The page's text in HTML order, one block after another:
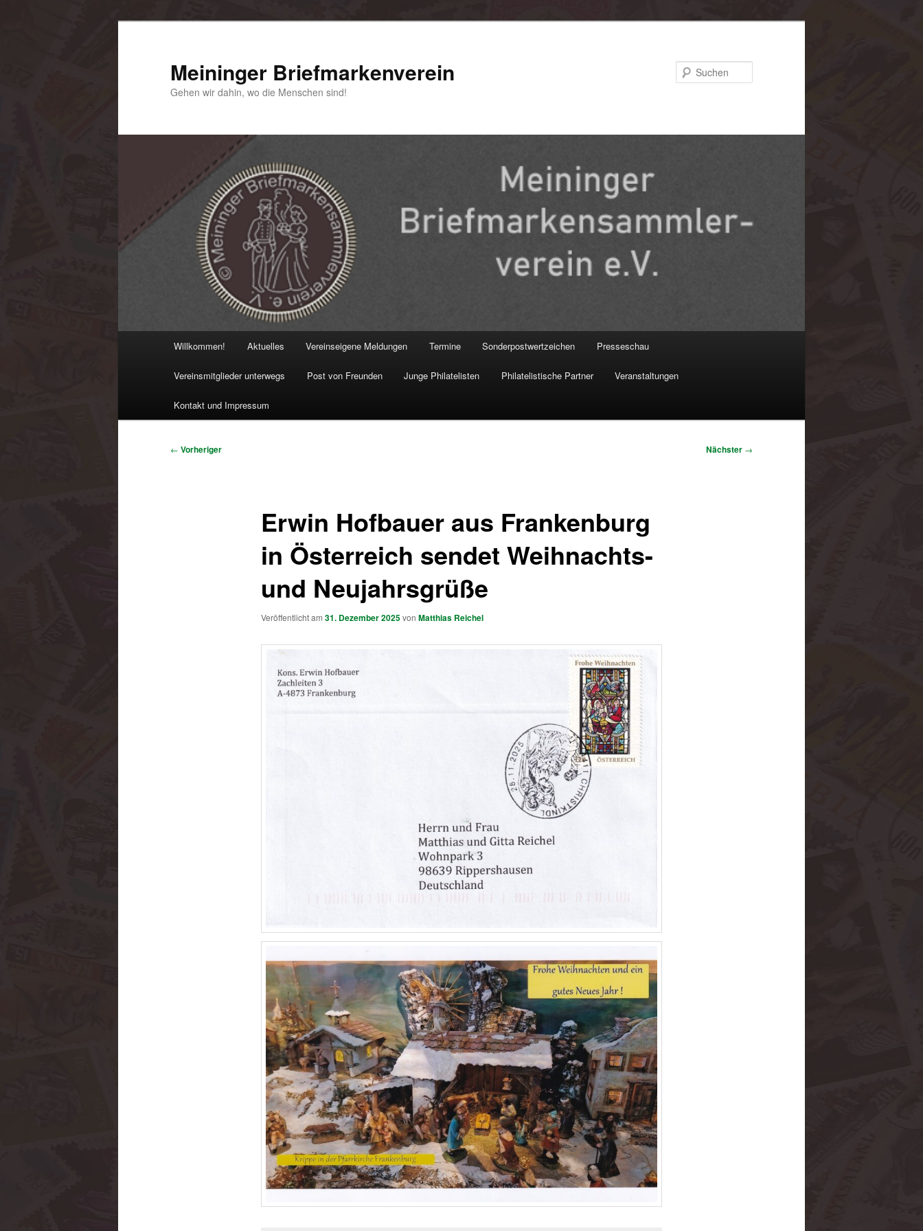
Meininger Briefmarkenverein
Gehen wir dahin, wo die Menschen sind!
Willkommen! Aktuelles Vereinseigene Meldungen Termine Sonderpostwertzeichen Presseschau
Vereinsmitglieder unterwegs Post von Freunden Junge Philatelisten Philatelistische Partner Veranstaltungen
Kontakt und Impressum
Beitragsnavigation
← Vorheriger Nächster →
Erwin Hofbauer aus Frankenburg
in Österreich sendet Weihnachts-
und Neujahrsgrüße
Veröffentlicht am 31. Dezember 2025von Matthias Reichel